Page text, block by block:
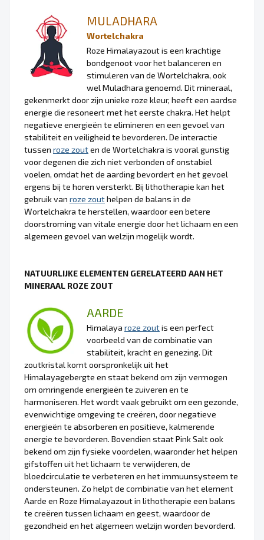
MULADHARA
Wortelchakra
Roze Himalayazout is een krachtige
bondgenoot voor het balanceren en
stimuleren van de Wortelchakra, ook
wel Muladhara genoemd. Dit mineraal,
gekenmerkt door zijn unieke roze kleur, heeft een aardse
energie die resoneert met het eerste chakra. Het helpt
negatieve energieën te elimineren en een gevoel van
stabiliteit en veiligheid te bevorderen. De interactie
tussen roze zouten de Wortelchakra is vooral gunstig
voor degenen die zich niet verbonden of onstabiel
voelen, omdat het de aarding bevordert en het gevoel
ergens bij te horen versterkt. Bij lithotherapie kan het
gebruik van roze zouthelpen de balans in de
Wortelchakra te herstellen, waardoor een betere
doorstroming van vitale energie door het lichaam en een
algemeen gevoel van welzijn mogelijk wordt.
NATUURLIJKE ELEMENTEN GERELATEERD AAN HET
MINERAAL ROZE ZOUT
AARDE
Himalaya roze zoutis een perfect
voorbeeld van de combinatie van
stabiliteit, kracht en genezing. Dit
zoutkristal komt oorspronkelijk uit het
Himalayagebergte en staat bekend om zijn vermogen
om omringende energieën te zuiveren en te
harmoniseren. Het wordt vaak gebruikt om een gezonde,
evenwichtige omgeving te creëren, door negatieve
energieën te absorberen en positieve, kalmerende
energie te bevorderen. Bovendien staat Pink Salt ook
bekend om zijn fysieke voordelen, waaronder het helpen
gifstoffen uit het lichaam te verwijderen, de
bloedcirculatie te verbeteren en het immuunsysteem te
ondersteunen. Zo helpt de combinatie van het element
Aarde en Roze Himalayazout in lithotherapie een balans
te creëren tussen lichaam en geest, waardoor de
gezondheid en het algemeen welzijn worden bevorderd.